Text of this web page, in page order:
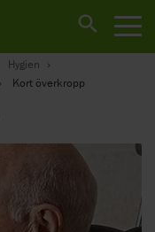
Hygien
Kort överkropp